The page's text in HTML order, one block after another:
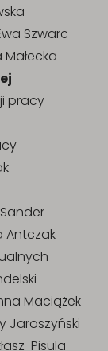
Szwarc
pracy
Antczak
Maciążek
Jaroszyński
Pisula